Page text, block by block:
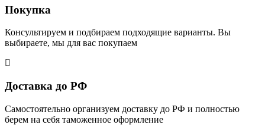
Покупка
Консультируем и подбираем подходящие варианты. Вы
выбираете, мы для вас покупаем
Доставка до РФ
Самостоятельно организуем доставку до РФ и полностью
берем на себя таможенное оформление